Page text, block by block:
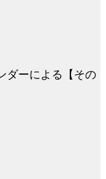
ダーによる【その